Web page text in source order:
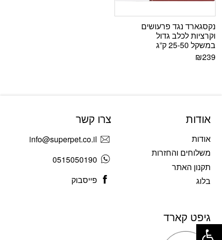
נקסגארד נגד פרעושים
וקרציות לכלב גדול
במשקל 25-50 ק”ג
₪239
אודות
אודות
משלוחים והחזרות
תקנון האתר
בלוג
צרו קשר
info@superpet.co.il
0515050190
פייסבוק
גיפט קארד
פתח סרגל נגישות